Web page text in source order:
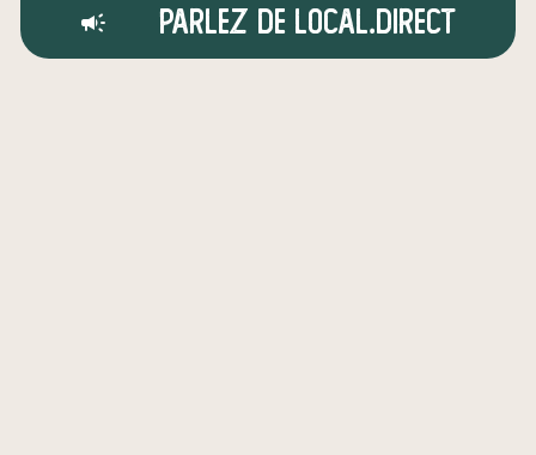
Parlez de local.direct